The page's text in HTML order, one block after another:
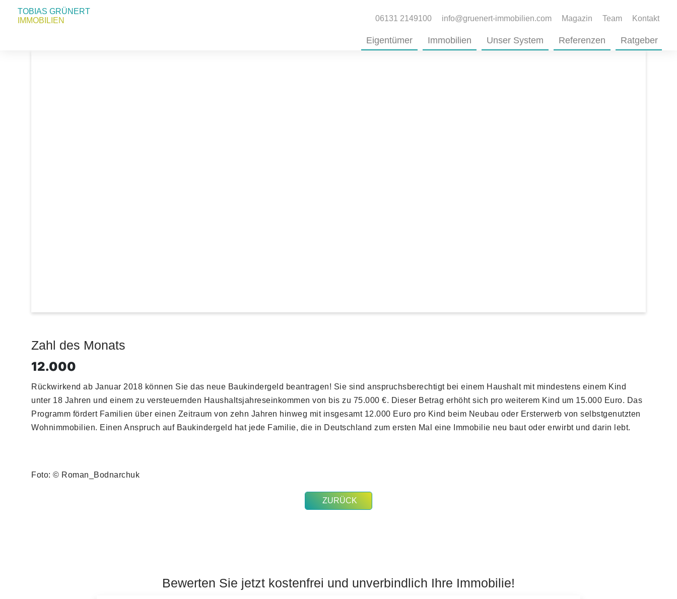
TOBIAS GRÜNERT
IMMOBILIEN
06131 2149100 info@gruenert-immobilien.com Magazin Team Kontakt
Eigentümer Immobilien Unser System Referenzen Ratgeber
Zahl des Monats
12.000
Rückwirkend ab Januar 2018 können Sie das neue Baukindergeld beantragen! Sie sind anspruchsberechtigt bei einem Haushalt mit mindestens einem Kind
unter 18 Jahren und einem zu versteuernden Haushaltsjahreseinkommen von bis zu 75.000 €. Dieser Betrag erhöht sich pro weiterem Kind um 15.000 Euro. Das
Programm fördert Familien über einen Zeitraum von zehn Jahren hinweg mit insgesamt 12.000 Euro pro Kind beim Neubau oder Ersterwerb von selbstgenutzten
Wohnimmobilien. Einen Anspruch auf Baukindergeld hat jede Familie, die in Deutschland zum ersten Mal eine Immobilie neu baut oder erwirbt und darin lebt.
Foto: © Roman_Bodnarchuk
ZURÜCK
Bewerten Sie jetzt kostenfrei und unverbindlich Ihre Immobilie!